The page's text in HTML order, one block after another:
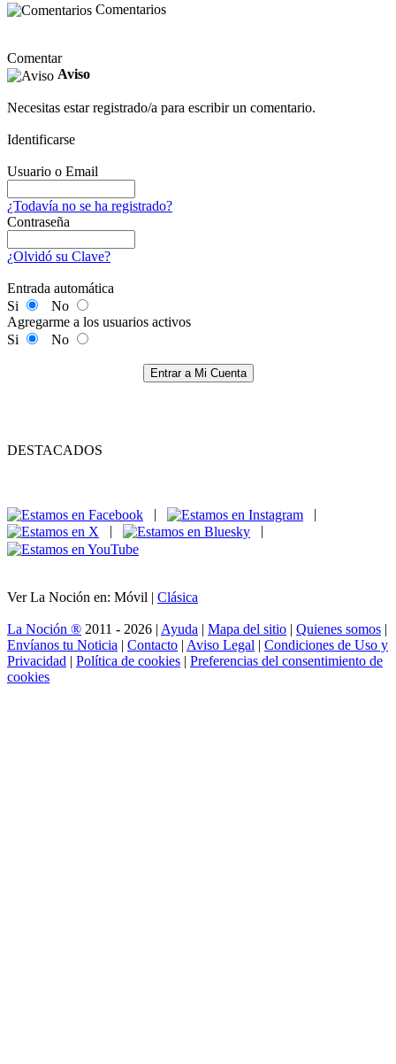
Comentarios
Comentar
Aviso
Necesitas estar registrado/a para escribir un comentario.
Identificarse
Usuario o Email
¿Todavía no se ha registrado?
Contraseña
¿Olvidó su Clave?
Entrada automática
Si
No
Agregarme a los usuarios activos
Si
No
Entrar a Mi Cuenta
DESTACADOS
|
|
|
|
Ver La Noción en: Móvil | Clásica
La Noción ® 2011 - 2026 | Ayuda | Mapa del sitio | Quienes somos |
Envíanos tu Noticia | Contacto | Aviso Legal | Condiciones de Uso y
Privacidad | Política de cookies | Preferencias del consentimiento de
cookies